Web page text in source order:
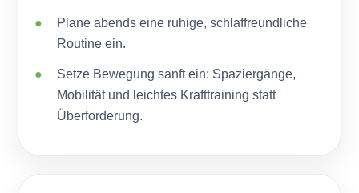
Plane abends eine ruhige, schlaffreundliche
Routine ein.
Setze Bewegung sanft ein: Spaziergänge,
Mobilität und leichtes Krafttraining statt
Überforderung.